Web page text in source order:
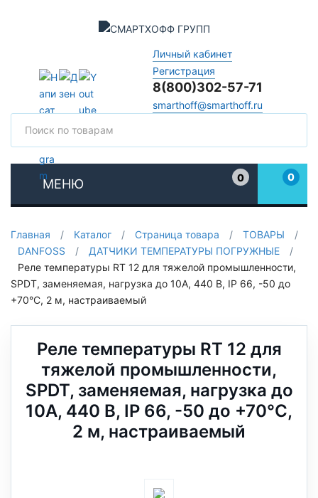
Личный кабинет
Регистрация
8(800)302-57-71
smarthoff@smarthoff.ru
МЕНЮ
0
0
Главная / Каталог / Страница товара / ТОВАРЫ
/
DANFOSS
/ ДАТЧИКИ ТЕМПЕРАТУРЫ ПОГРУЖНЫЕ
/
Реле температуры RT 12 для тяжелой промышленности,
SPDT, заменяемая, нагрузка до 10А, 440 В, IP 66, -50 до
+70°С, 2 м, настраиваемый
Реле температуры RT 12 для
тяжелой промышленности,
SPDT, заменяемая, нагрузка до
10А, 440 В, IP 66, -50 до +70°С,
2 м, настраиваемый